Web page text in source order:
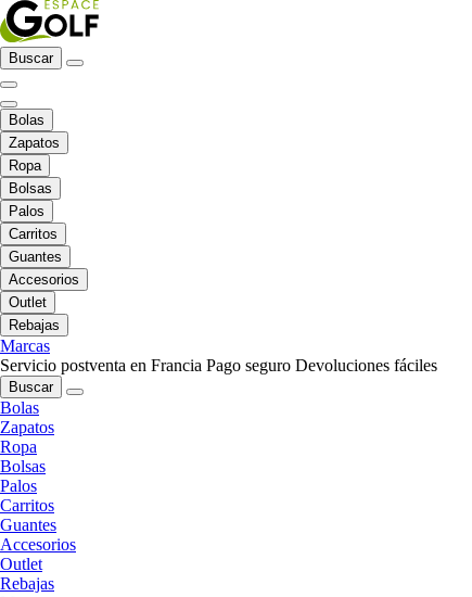
Buscar
Bolas
Zapatos
Ropa
Bolsas
Palos
Carritos
Guantes
Accesorios
Outlet
Rebajas
Marcas
Servicio postventa en Francia Pago seguro Devoluciones fáciles
Buscar
Bolas
Zapatos
Ropa
Bolsas
Palos
Carritos
Guantes
Accesorios
Outlet
Rebajas